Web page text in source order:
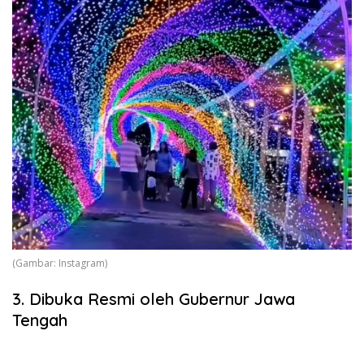
(Gambar: Instagram)
3. Dibuka Resmi oleh Gubernur Jawa
Tengah